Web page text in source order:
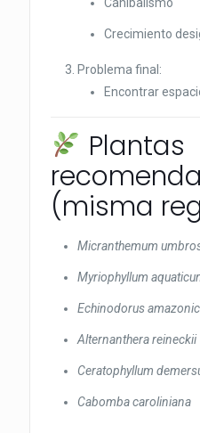
Canibalismo
Crecimiento
Problema final:
Encontrar
Plantas
(misma
Micranthemum
Myriophyllum
Echinodorus
Alternanthera reineckii
Ceratophyllum
Cabomba caroliniana